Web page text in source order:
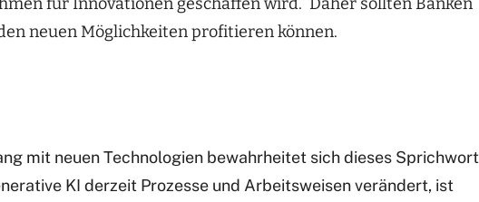
neuen Möglichkeiten profitieren können.
mit neuen Technologien bewahrheitet sich dieses Sprichwort
KI derzeit Prozesse und Arbeitsweisen verändert, ist